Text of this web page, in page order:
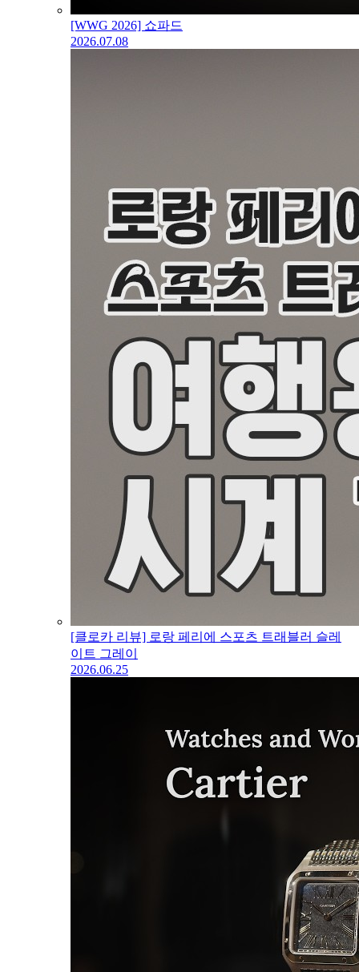
[WWG 2026] 쇼파드
2026.07.08
[클로카 리뷰] 로랑 페리에 스포츠 트래블러 슬레
이트 그레이
2026.06.25